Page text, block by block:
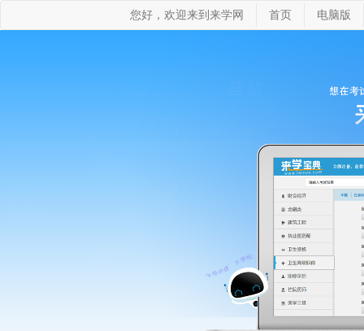
您好，欢迎来到来学网 首页 电脑版